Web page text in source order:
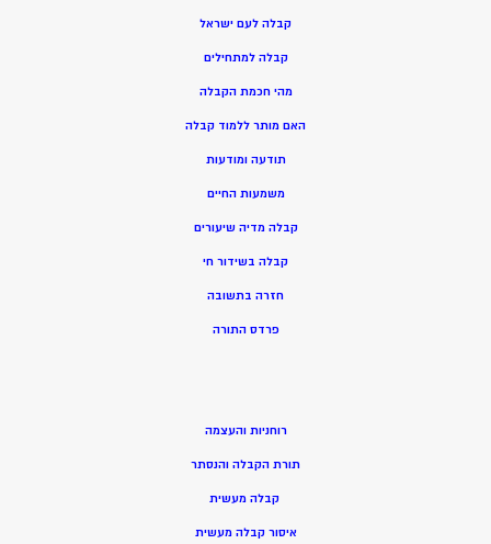
קבלה לעם ישראל
קבלה למתחילים
מהי חכמת הקבלה
האם מותר ללמוד קבלה
תודעה ומודעות
משמעות החיים
קבלה מדיה שיעורים
קבלה בשידור חי
חזרה בתשובה
פרדס התורה
רוחניות והעצמה
תורת הקבלה והנסתר
קבלה מעשית
איסור קבלה מעשית